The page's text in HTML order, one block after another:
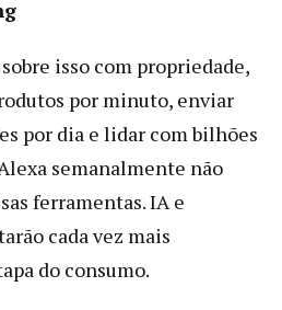
isso com propriedade,
por minuto, enviar
por dia e lidar com bilhões
semanalmente não
ferramentas. IA e
cada vez mais
do consumo.